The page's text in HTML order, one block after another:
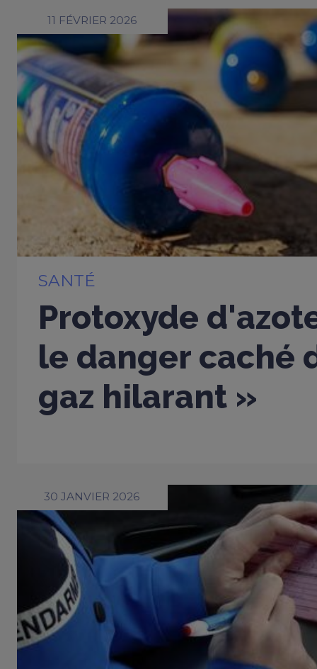
11 FÉVRIER 2026
SANTÉ
Protoxyde
le danger caché
gaz hilarant »
30 JANVIER 2026